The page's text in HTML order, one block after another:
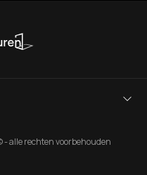
alle rechten voorbehouden